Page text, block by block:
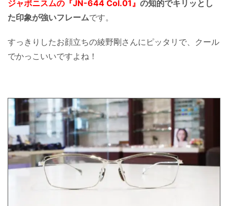
ジャポニスムの『JN-644 Col.01』 の知的でキリッとし
た印象が強いフレームです。
すっきりしたお顔立ちの綾野剛さんにピッタリで、クール
でかっこいいですよね！